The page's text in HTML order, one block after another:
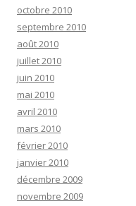
octobre 2010
septembre 2010
août 2010
juillet 2010
juin 2010
mai 2010
avril 2010
mars 2010
février 2010
janvier 2010
décembre 2009
novembre 2009